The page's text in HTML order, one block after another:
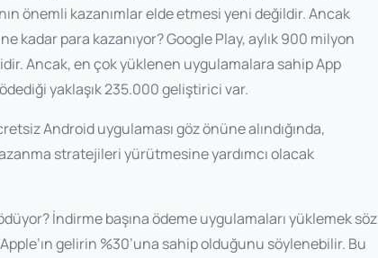
önemli kazanımlar elde etmesi yeni değildir. Ancak
kadar para kazanıyor? Google Play, aylık 900 milyon
Ancak, en çok yüklenen uygulamalara sahip App
yaklaşık 235.000 geliştirici var.
Android uygulaması göz önüne alındığında,
stratejileri yürütmesine yardımcı olacak
İndirme başına ödeme uygulamaları yüklemek söz
gelirin %30’una sahip olduğunu söylenebilir. Bu